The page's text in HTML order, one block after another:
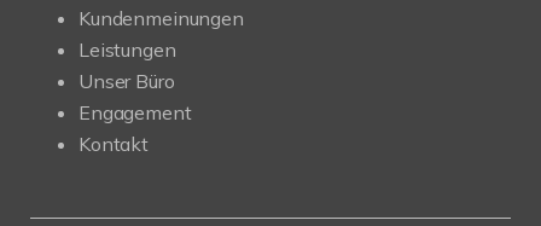
Kundenmeinungen
Leistungen
Unser Büro
Engagement
Kontakt